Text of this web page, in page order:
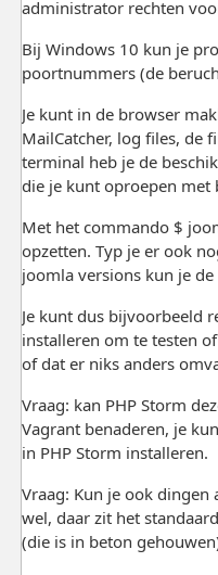
administrator rechten
Bij Windows 10 kun je
poortnummers (de
Je kunt in de browser
MailCatcher, log files, de
terminal heb je de
die je kunt oproepen met
Met het commando $
opzetten. Typ je er ook
joomla versions kun je
Je kunt dus bijvoorbeeld
installeren om te testen
of dat er niks anders
Vraag: kan PHP Storm
Vagrant benaderen, je
in PHP Storm installeren.
Vraag: Kun je ook dingen
wel, daar zit het
(die is in beton